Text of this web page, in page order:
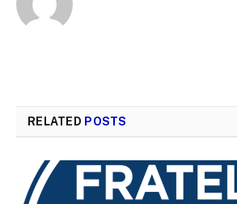
RELATED POSTS